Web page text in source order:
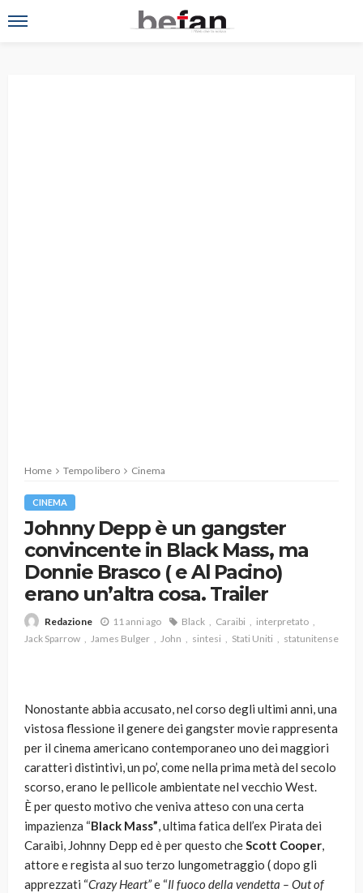
Home Tempo libero Cinema
CINEMA
Johnny Depp è un gangster
convincente in Black Mass, ma
Donnie Brasco ( e Al Pacino)
erano un’altra cosa. Trailer
Redazione 11 anni ago Black Caraibi
interpretato
Jack Sparrow
James Bulger John sintesi Stati Uniti statunitense
Nonostante abbia accusato, nel corso degli ultimi anni, una
vistosa flessione il genere dei gangster movie rappresenta
per il cinema americano contemporaneo uno dei maggiori
caratteri distintivi, un po’, come nella prima metà del secolo
scorso, erano le pellicole ambientate nel vecchio West.
È per questo motivo che veniva atteso con una certa
impazienza “Black Mass”, ultima fatica dell’ex Pirata dei
Caraibi, Johnny Depp ed è per questo cheScott Cooper,
attore e regista al suo terzo lungometraggio ( dopo gli
apprezzati “Crazy Heart”e “Il fuoco della vendetta – Out of